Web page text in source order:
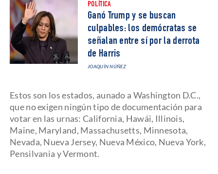
POLÍTICA
Ganó Trump y se buscan
culpables: los demócratas se
señalan entre sí por la derrota
de Harris
JOAQUÍN NÚÑEZ
Estos son los estados, aunado a Washington D.C.,
que no exigen ningún tipo de documentación para
votar en las urnas: California, Hawái, Illinois,
Maine, Maryland, Massachusetts, Minnesota,
Nevada, Nueva Jersey, Nueva México, Nueva York,
Pensilvania y Vermont.